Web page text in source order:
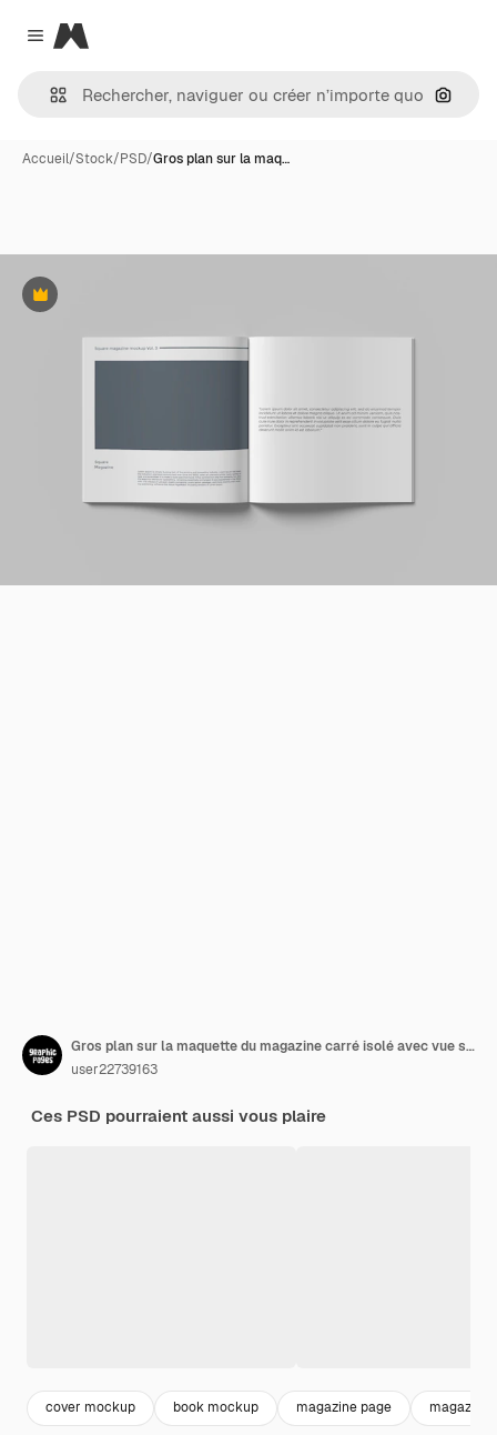
Close menu
Magnific
Accueil/Stock/PSD/Gros plan sur la maq…
Premium
Gros plan sur la maquette du magazine carré isolé avec vue sur l'ange supérieur
user22739163
Ces PSD pourraient aussi vous plaire
cover mockup book mockup magazine page magazine